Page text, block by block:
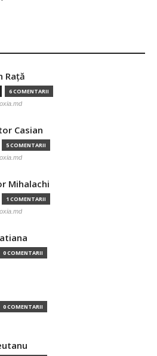
Raţă
6 COMENTARII
Casian
5 COMENTARII
Mihalachi
1 COMENTARII
0 COMENTARII
0 COMENTARII